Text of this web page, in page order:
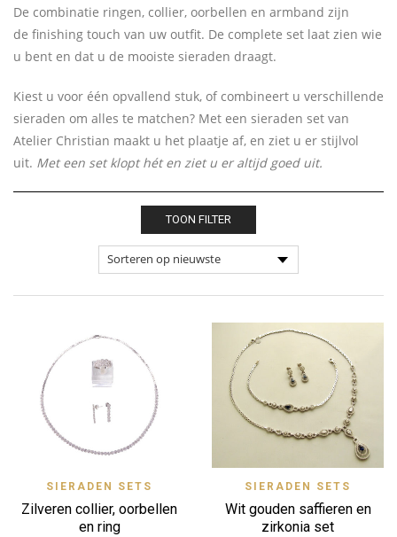
De combinatie ringen, collier, oorbellen en armband zijn
de finishing touch van uw outfit. De complete set laat zien wie
u bent en dat u de mooiste sieraden draagt.
Kiest u voor één opvallend stuk, of combineert u verschillende
sieraden om alles te matchen? Met een sieraden set van
Atelier Christian maakt u het plaatje af, en ziet u er stijlvol
uit. Met een set klopt hét en ziet u er altijd goed uit.
TOON FILTER
SIERADEN SETS
Zilveren collier, oorbellen
en ring
SIERADEN SETS
Wit gouden saffieren en
zirkonia set